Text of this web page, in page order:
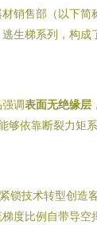
售部（以下
生梯系列，构
调表面无绝缘层
依靠断裂力
技术转型创
度比例自带导